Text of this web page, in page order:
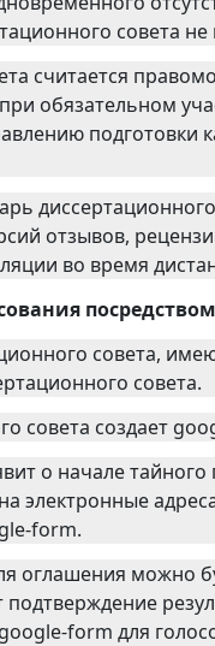
совета
считается
обязательном
подготовки
отзывов,
во время
совета,
совета.
совета создает
о начале
электронные
form.
оглашения можно
form для